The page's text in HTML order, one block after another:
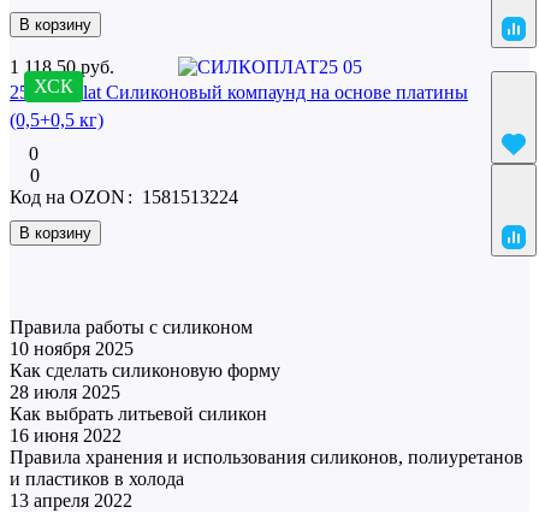
В корзину
ХСК
1 118.50 руб.
25 SilcoPlat Силиконовый компаунд на основе платины
(0,5+0,5 кг)
0
0
В корзину
Код на OZON : 1581513224
Материалы
Правила работы с силиконом
10 ноября 2025
Матрица и форма
Как сделать силиконовую форму
28 июля 2025
Матрица и форма
Как выбрать литьевой силикон
16 июня 2022
Материалы
Правила хранения и использования силиконов, полиуретанов
и пластиков в холода
13 апреля 2022